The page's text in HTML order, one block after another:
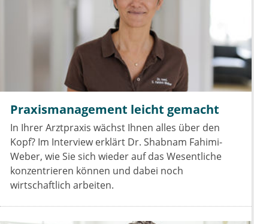
Praxismanagement leicht gemacht
In Ihrer Arztpraxis wächst Ihnen alles über den
Kopf? Im Interview erklärt Dr. Shabnam Fahimi-
Weber, wie Sie sich wieder auf das Wesentliche
konzentrieren können und dabei noch
wirtschaftlich arbeiten.